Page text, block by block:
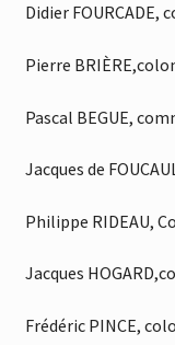
Didier FOURCADE,
Pierre
Pascal BEGUE,
Jacques de
Philippe RIDEAU,
Jacques
Frédéric PINCE,